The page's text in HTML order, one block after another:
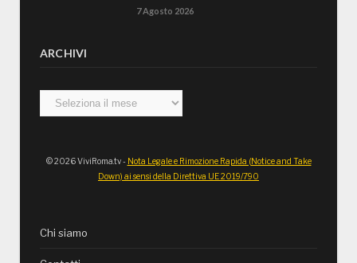
7 Agosto 2026
ARCHIVI
Archivi
© 2026 ViviRoma.tv - Nota Legale e Rimozione Rapida (Notice and Take
Down) ai sensi della Direttiva UE 2019/790
Chi siamo